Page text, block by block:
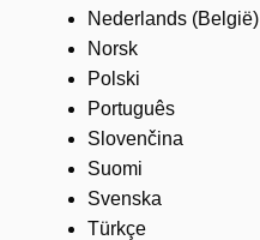
Nederlands (België)
Norsk
Polski
Português
Slovenčina
Suomi
Svenska
Türkçe